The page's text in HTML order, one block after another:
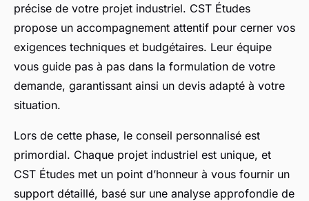
précise de votre projet industriel. CST Études
propose un accompagnement attentif pour cerner vos
exigences techniques et budgétaires. Leur équipe
vous guide pas à pas dans la formulation de votre
demande, garantissant ainsi un devis adapté à votre
situation.
Lors de cette phase, le conseil personnalisé est
primordial. Chaque projet industriel est unique, et
CST Études met un point d’honneur à vous fournir un
support détaillé, basé sur une analyse approfondie de